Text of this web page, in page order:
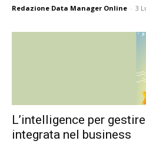
Redazione Data Manager Online - 3
L’intelligence per
integrata nel business